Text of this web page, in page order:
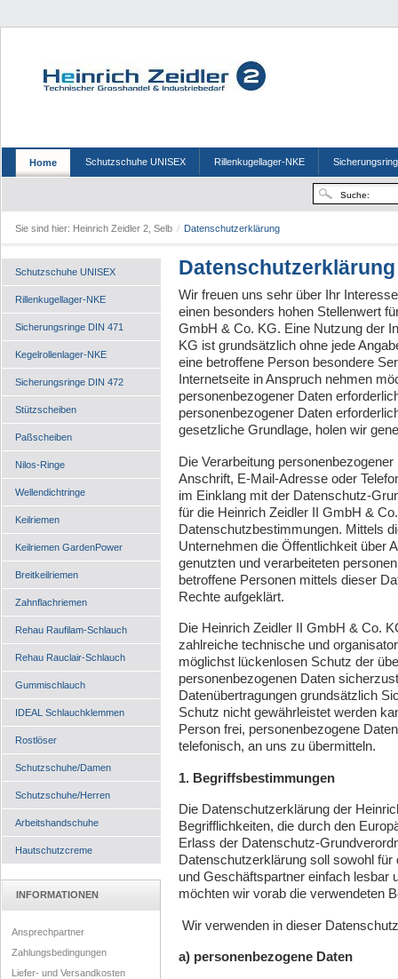
Home Schutzschuhe UNISEX Rillenkugellager-NKE
Sie sind hier: Heinrich Zeidler 2, Selb / Datenschutzerklärung
Schutzschuhe UNISEX
Rillenkugellager-NKE
Sicherungsringe DIN 471
Kegelrollenlager-NKE
Sicherungsringe DIN 472
Stützscheiben
Paßscheiben
Nilos-Ringe
Wellendichtringe
Keilriemen
Keilriemen GardenPower
Breitkeilriemen
Zahnflachriemen
Rehau Raufilam-Schlauch
Rehau Rauclair-Schlauch
Gummischlauch
IDEAL Schlauchklemmen
Rostlöser
Schutzschuhe/Damen
Schutzschuhe/Herren
Arbeitshandschuhe
Hautschutzcreme
INFORMATIONEN
Ansprechpartner
Zahlungsbedingungen
Liefer- und Versandkosten
Datenschutzerklärung
Wir freuen uns sehr über Ihr
einen besonders hohen Stellenwert
GmbH & Co. KG. Eine Nutzung der
KG ist grundsätzlich ohne jede
eine betroffene Person besondere
Internetseite in Anspruch nehmen
personenbezogener Daten
personenbezogener Daten
gesetzliche Grundlage, holen wir
Die Verarbeitung
Anschrift, E-Mail-Adresse oder
im Einklang mit der Datenschutz-
für die Heinrich Zeidler II GmbH &
Datenschutzbestimmungen. Mittels
Unternehmen die Öffentlichkeit über
genutzten und verarbeiteten
betroffene Personen mittels dieser
Rechte aufgeklärt.
Die Heinrich Zeidler II GmbH & Co.
zahlreiche technische und
möglichst lückenlosen Schutz der
personenbezogenen Daten
Datenübertragungen grundsätzlich
Schutz nicht gewährleistet werden
Person frei, personenbezogene
telefonisch, an uns zu übermitteln.
1. Begriffsbestimmungen
Die Datenschutzerklärung der
Begrifflichkeiten, die durch den
Erlass der Datenschutz-
Datenschutzerklärung soll sowohl
und Geschäftspartner einfach lesbar
möchten wir vorab die verwendeten
Wir verwenden in dieser
a) personenbezogene Daten